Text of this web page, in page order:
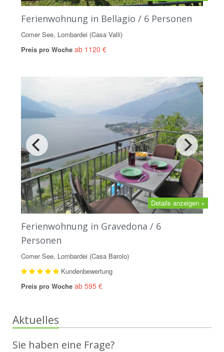
Ferienwohnung in Bellagio / 6 Personen
Comer See, Lombardei (Casa Valli)
Preis pro Woche ab 1120 €
Details anzeigen +
Ferienwohnung in Gravedona / 6
Personen
Comer See, Lombardei (Casa Barolo)
Kundenbewertung
Preis pro Woche ab 595 €
Aktuelles
Sie haben eine Frage?